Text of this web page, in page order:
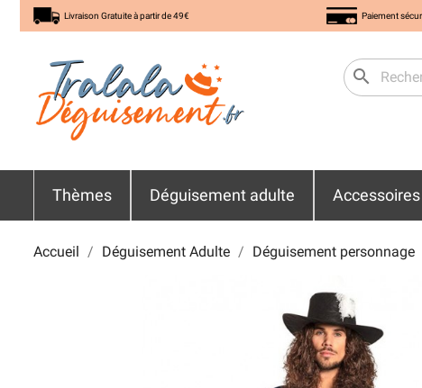
Livraison Gratuite à partir de 49€ Paiement
search
Thèmes Déguisement adulte Accessoires
Accueil Déguisement Adulte Déguisement personnage